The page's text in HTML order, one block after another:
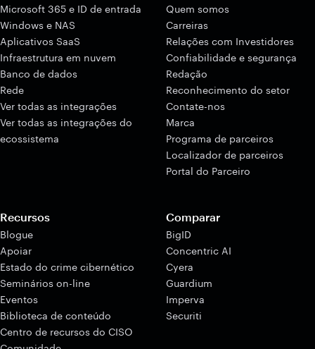
Microsoft 365 e ID de entrada
Windows e NAS
Aplicativos SaaS
Infraestrutura em nuvem
Banco de dados
Rede
Ver todas as integrações
Ver todas as integrações do
ecossistema
Quem somos
Carreiras
Relações com Investidores
Confiabilidade e segurança
Redação
Reconhecimento do setor
Contate-nos
Marca
Programa de parceiros
Localizador de parceiros
Portal do Parceiro
Recursos
Blogue
Apoiar
Estado do crime cibernético
Seminários on-line
Eventos
Biblioteca de conteúdo
Centro de recursos do CISO
Comparar
BigID
Concentric AI
Cyera
Guardium
Imperva
Securiti